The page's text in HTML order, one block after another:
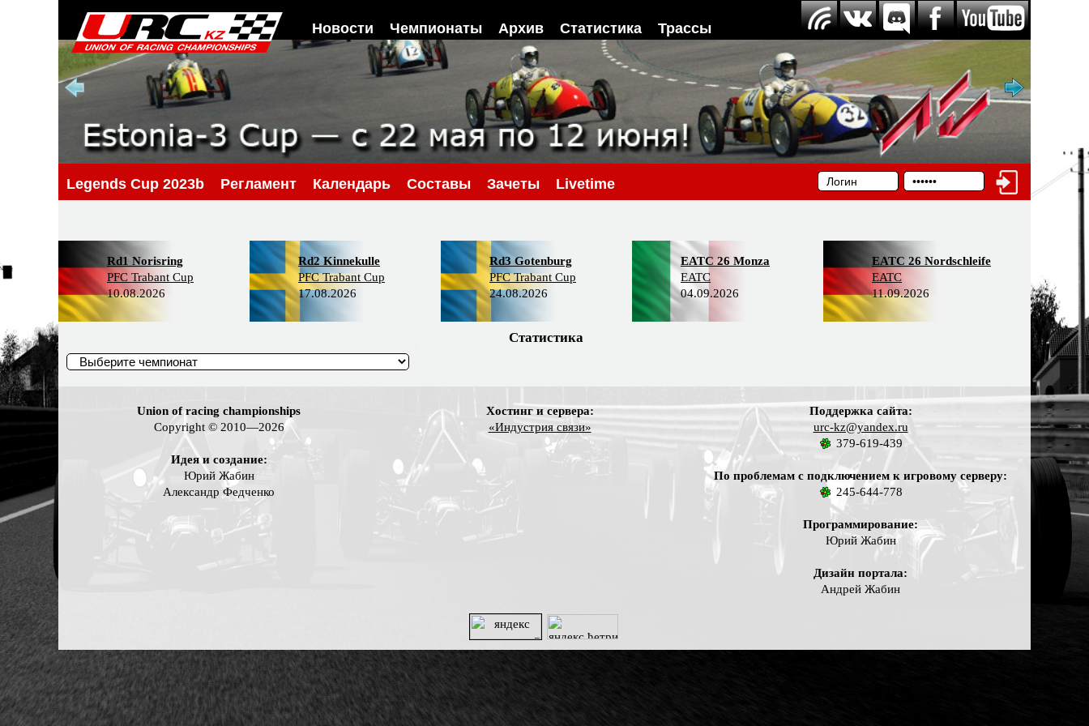
Новости Чемпионаты Архив Статистика Трассы
Legends Cup 2023b Регламент Календарь Составы Зачеты Livetime
Rd1 Norisring
PFC Trabant Cup
10.08.2026
Rd2 Kinnekulle
PFC Trabant Cup
17.08.2026
Rd3 Gotenburg
PFC Trabant Cup
24.08.2026
EATC 26 Monza
EATC
04.09.2026
EATC 26 Nordschleife
EATC
11.09.2026
Статистика
Union of racing championships
Copyright © 2010—2026
Идея и создание:
Юрий Жабин
Александр Федченко
Хостинг и сервера:
«Индустрия связи»
Поддержка сайта:
urc-kz@yandex.ru
379-619-439
По проблемам с подключением к игровому серверу:
245-644-778
Программирование:
Юрий Жабин
Дизайн портала:
Андрей Жабин